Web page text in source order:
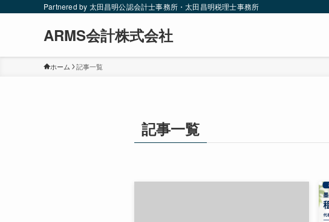
Partnered by 太田昌明公認会計士事務所・太田昌明税理士事務所
ARMS会計株式会社
ホーム 記事一覧
記事一覧